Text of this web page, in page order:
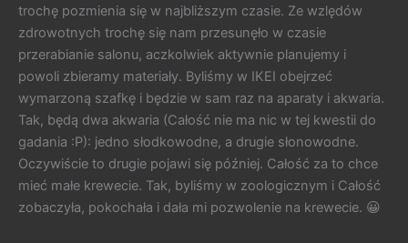
trochę pozmienia się w najbliższym czasie. Ze wzlędów
zdrowotnych trochę się nam przesunęło w czasie
przerabianie salonu, aczkolwiek aktywnie planujemy i
powoli zbieramy materiały. Byliśmy w IKEI obejrzeć
wymarzoną szafkę i będzie w sam raz na aparaty i akwaria.
Tak, będą dwa akwaria (Całość nie ma nic w tej kwestii do
gadania :P): jedno słodkowodne, a drugie słonowodne.
Oczywiście to drugie pojawi się później. Całość za to chce
mieć małe krewecie. Tak, byliśmy w zoologicznym i Całość
zobaczyła, pokochała i dała mi pozwolenie na krewecie. 😀